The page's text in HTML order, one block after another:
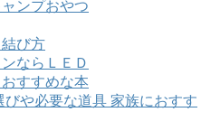
ンプおやつ
び方
ならＬＥＤ
すすめな本
や必要な道具 家族におすす